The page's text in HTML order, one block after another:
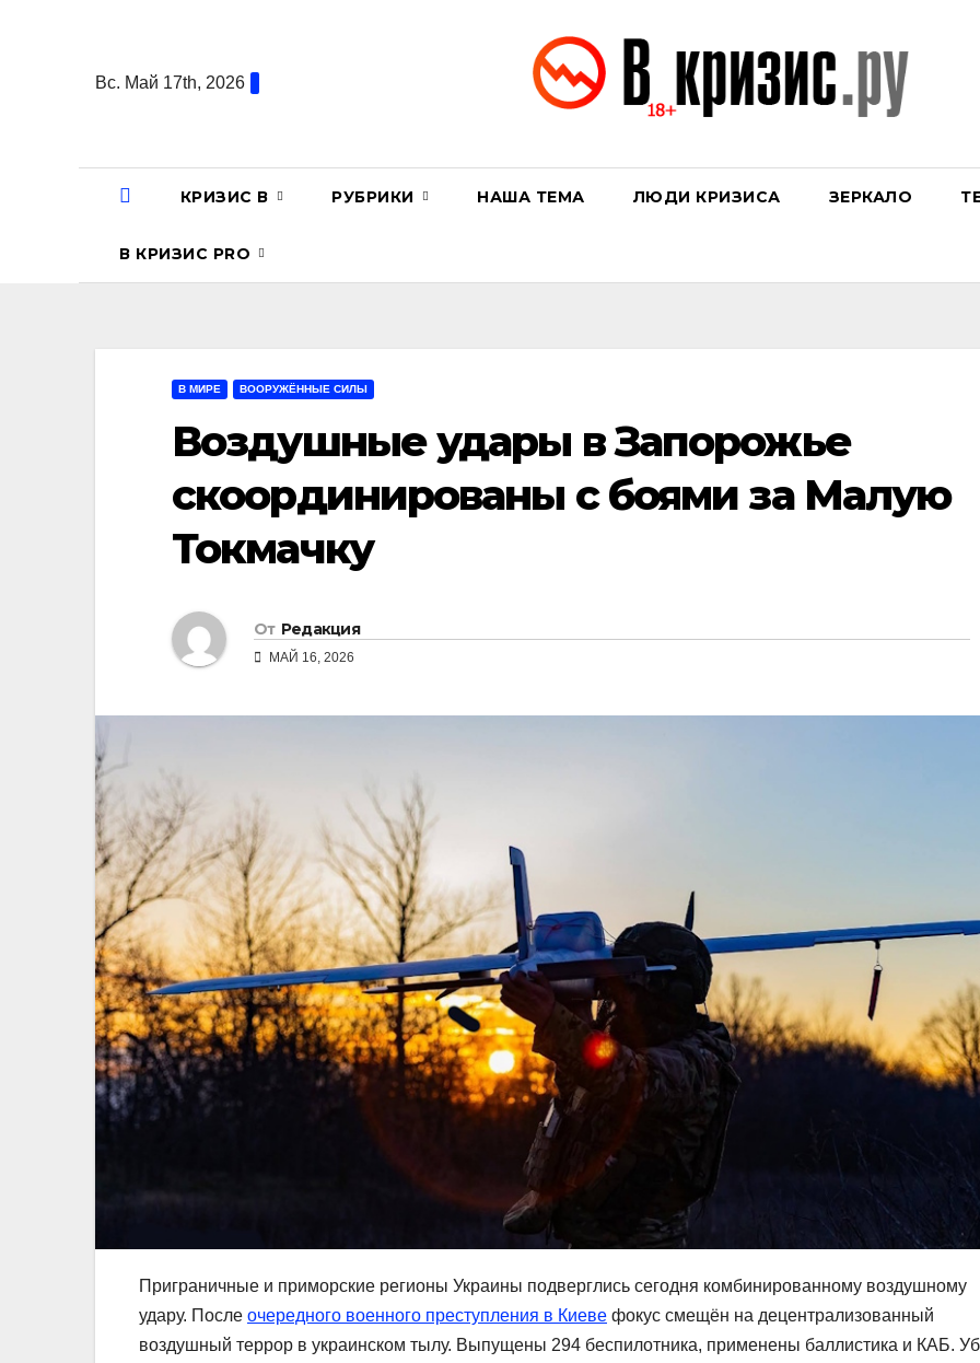
содержаниюВс. Май 17th, 2026
КРИЗИС В РУБРИКИ НАША ТЕМА ЛЮДИ КРИЗИСА ЗЕРКАЛО
В КРИЗИС PRO
В МИРЕ ВООРУЖЁННЫЕ СИЛЫ
Воздушные удары в Запорожье
скоординированы с боями за Малую
Токмачку
От Редакция
МАЙ 16, 2026
Приграничные и приморские регионы Украины подверглись сегодня комбинированному воздушному
удару. После очередного военного преступления в Киеве фокус смещён на децентрализованный
воздушный террор в украинском тылу. Выпущены 294 беспилотника, применены баллистика и КАБ.